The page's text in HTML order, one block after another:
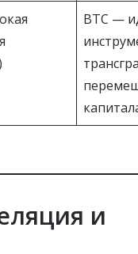
BTC —
и